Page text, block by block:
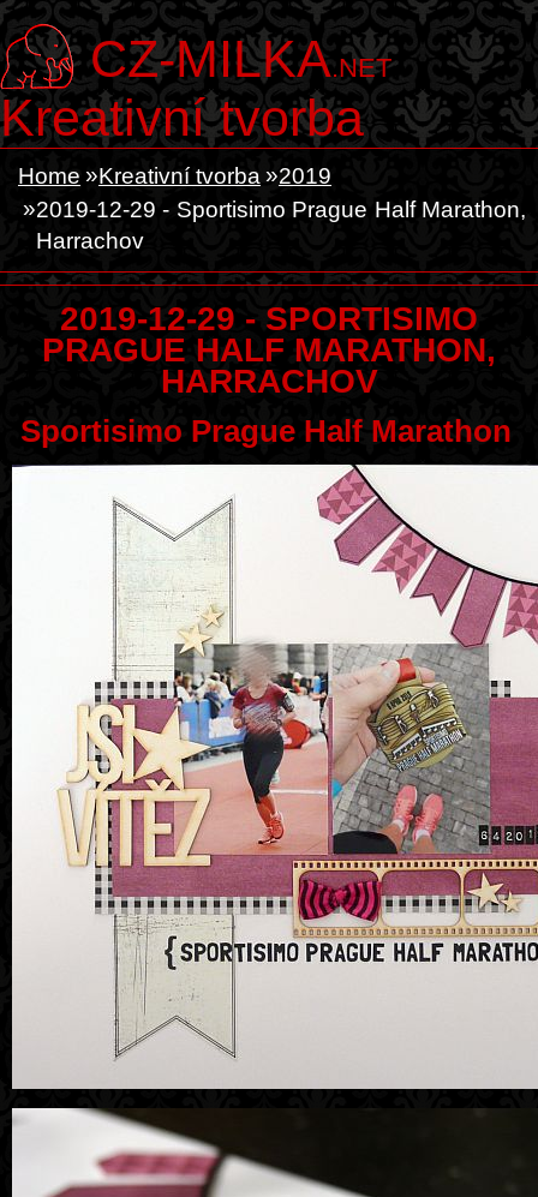
CZ-MILKA.NET
Kreativní tvorba
Home Kreativní tvorba
2019
2019-12-29 - Sportisimo Prague Half Marathon,
Harrachov
2019-12-29 - SPORTISIMO
PRAGUE HALF MARATHON,
HARRACHOV
Sportisimo Prague Half Marathon